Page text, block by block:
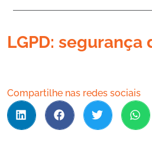
LGPD:
Compartilhe nas redes sociais